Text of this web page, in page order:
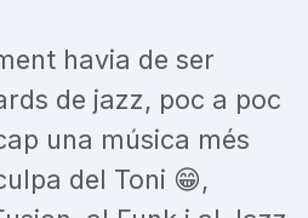
havia de ser
de jazz, poc a poc
una música més
del Toni 😁,